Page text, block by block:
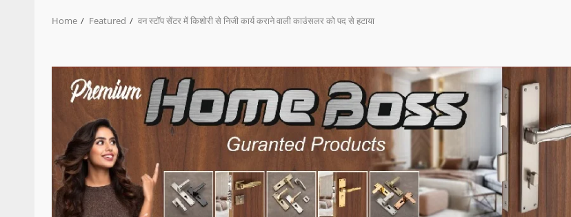
Home Featured वन स्टॉप सेंटर में किशोरी से निजी कार्य कराने वाली काउंसलर को पद से हटाया